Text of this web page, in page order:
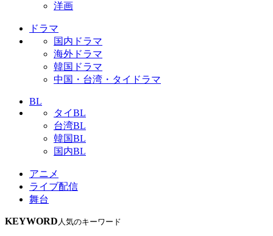
洋画
ドラマ
国内ドラマ
海外ドラマ
韓国ドラマ
中国・台湾・タイドラマ
BL
タイBL
台湾BL
韓国BL
国内BL
アニメ
ライブ配信
舞台
KEYWORD 人気のキーワード